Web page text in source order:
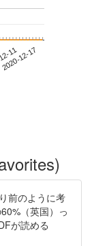
11
2020-12-17
前のように考
（英国）っ
が読める